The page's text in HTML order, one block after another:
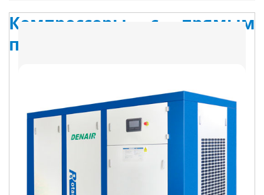
Компрессоры с прямым
приводом